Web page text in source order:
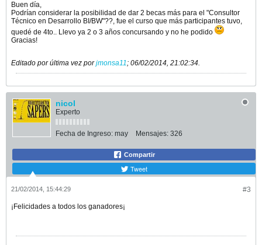
Buen día,
Podrían considerar la posibilidad de dar 2 becas más para el "Consultor
Técnico en Desarrollo BI/BW"??, fue el curso que más participantes tuvo,
quedé de 4to.. Llevo ya 2 o 3 años concursando y no he podido
Gracias!
Editado por última vez porjmonsa11; 06/02/2014, 21:02:34.
nicol
Experto
Fecha de Ingreso: may Mensajes: 326
Compartir
Tweet
#3
21/02/2014, 15:44:29
¡Felicidades a todos los ganadores¡